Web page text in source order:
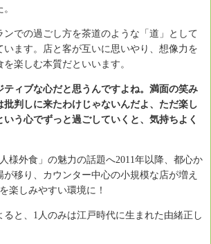
ンでの過ごし方を茶道のような「道」として
います。店と客が互いに思いやり、想像力を
楽しむ本質だといいます。
ティブな心だと思うんですよね。満面の笑み
批判しに来たわけじゃないんだよ、ただ楽し
う心でずっと過ごしていくと、気持ちよく
様外食」の魅力の話題へ2011年以降、都心か
が移り、カウンター中心の小規模な店が増え
楽しみやすい環境に！
ると、1人のみは江戸時代に生まれた由緒正し